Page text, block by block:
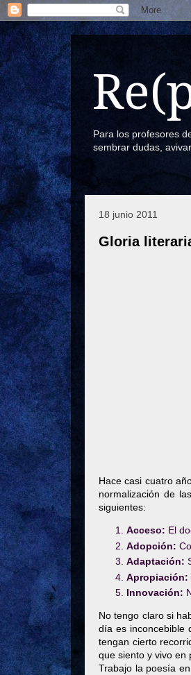
Para los profesores
sembrar dudas,
18 junio 2011
Gloria
Hace casi cuatro
normalización de
siguientes:
Acceso: El
Adopción:
Adaptación:
Apropiación:
Innovación:
No tengo claro si
día es inconcebible
tengan cierto
que siento y vivo en
Trabajo la poesía